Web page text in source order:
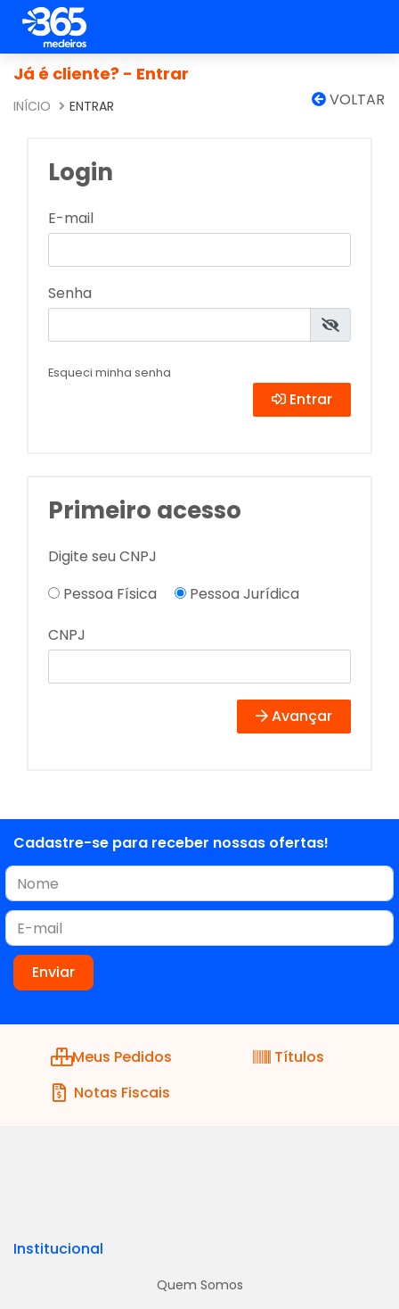
Já é cliente? - Entrar
VOLTAR
INÍCIO ENTRAR
Login
E-mail
Senha
Esqueci minha senha
Entrar
Primeiro acesso
Digite seu CNPJ
Pessoa Física
Pessoa Jurídica
CNPJ
Avançar
Cadastre-se para receber nossas ofertas!
Meus Pedidos
Títulos
Notas Fiscais
Institucional
Quem Somos